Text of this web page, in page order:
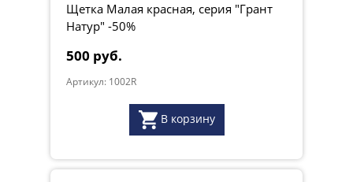
Щетка Малая красная, серия "Грант
Натур" -50%
500 руб.
Артикул: 1002R
В корзину